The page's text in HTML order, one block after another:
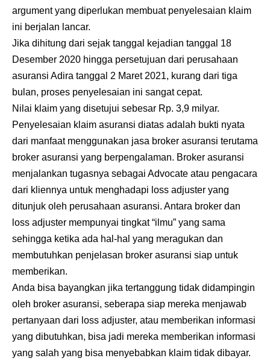
argument yang diperlukan membuat penyelesaian klaim
ini berjalan lancar.
Jika dihitung dari sejak tanggal kejadian tanggal 18
Desember 2020 hingga persetujuan dari perusahaan
asuransi Adira tanggal 2 Maret 2021, kurang dari tiga
bulan, proses penyelesaian ini sangat cepat.
Nilai klaim yang disetujui sebesar Rp. 3,9 milyar.
Penyelesaian klaim asuransi diatas adalah bukti nyata
dari manfaat menggunakan jasa broker asuransi terutama
broker asuransi yang berpengalaman. Broker asuransi
menjalankan tugasnya sebagai Advocate atau pengacara
dari kliennya untuk menghadapi loss adjuster yang
ditunjuk oleh perusahaan asuransi. Antara broker dan
loss adjuster mempunyai tingkat “ilmu” yang sama
sehingga ketika ada hal-hal yang meragukan dan
membutuhkan penjelasan broker asuransi siap untuk
memberikan.
Anda bisa bayangkan jika tertanggung tidak didampingin
oleh broker asuransi, seberapa siap mereka menjawab
pertanyaan dari loss adjuster, atau memberikan informasi
yang dibutuhkan, bisa jadi mereka memberikan informasi
yang salah yang bisa menyebabkan klaim tidak dibayar.